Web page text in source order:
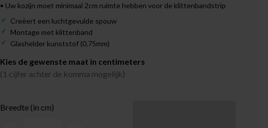
• Uw kozijn moet minimaal 2cm ruimte hebben voor de klittenbandstrip
Creëert een luchtgevulde spouw
Montage met klittenband
Glashelder kunststof (0.75mm)
Kies de gewenste maat in centimeters
(1 cijfer achter de komma mogelijk)
Breedte (in cm)